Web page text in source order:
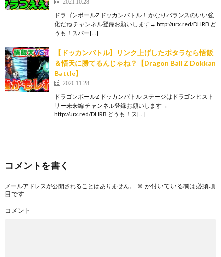
2021.10.28
ドラゴンボールZ ドッカンバトル！ かなりバランスのいい強
化だね チャンネル登録お願いします→ http://urx.red/DHRB ど
うも！スパー[…]
【ドッカンバトル】リンク上げしたポタラなら悟飯
＆悟天に勝てるんじゃね？【Dragon Ball Z Dokkan
Battle】
2020.11.28
ドラゴンボールZ ドッカンバトル ステージはドラゴンヒスト
リー未来編 チャンネル登録お願いします→
http://urx.red/DHRB どうも！ス[…]
コメントを書く
メールアドレスが公開されることはありません。 ※ が付いている欄は必須項
目です
コメント